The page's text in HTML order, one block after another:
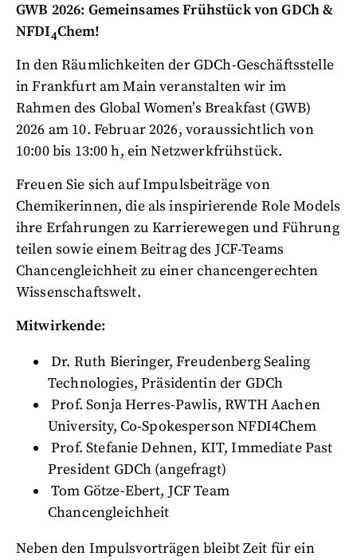
GWB 2026: Gemeinsames Frühstück von GDCh &
NFDI4Chem!
In den Räumlichkeiten der GDCh-Geschäftsstelle
in Frankfurt am Main veranstalten wir im
Rahmen des Global Women’s Breakfast (GWB)
2026 am 10. Februar 2026, voraussichtlich von
10:00 bis 13:00 h, ein Netzwerkfrühstück.
Freuen Sie sich auf Impulsbeiträge von
Chemikerinnen, die als inspirierende Role Models
ihre Erfahrungen zu Karrierewegen und Führung
teilen sowie einem Beitrag des JCF-Teams
Chancengleichheit zu einer chancengerechten
Wissenschaftswelt.
Mitwirkende:
Dr. Ruth Bieringer, Freudenberg Sealing
Technologies, Präsidentin der GDCh
Prof. Sonja Herres-Pawlis, RWTH Aachen
University, Co-Spokesperson NFDI4Chem
Prof. Stefanie Dehnen, KIT, Immediate Past
President GDCh (angefragt)
Tom Götze-Ebert, JCF Team
Chancengleichheit
Neben den Impulsvorträgen bleibt Zeit für ein